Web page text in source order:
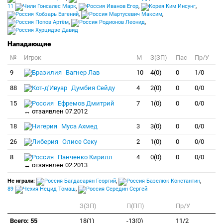
11
Гонсалес Марк, Иванов Егор, Ким Инсунг,
Кобзарь Евгений, Мартусевич Максим,
Попов Артём, Родионов Леонид,
Хурцидзе Давид
Нападающие
№ Игрок M З(ЗП) Пас
Пр/У
9
Вагнер Лав 10 4(0) 0 1/0
88 Думбия Сейду 4 2(0) 0 0/0
15
Ефремов Дмитрий
↔ отзаявлен 07.2012
7 1(0) 0 0/0
18 Муса Ахмед 3 3(0) 0 0/0
26 Олисе Секу 2 1(0) 0 0/0
8
Панченко Кирилл
↔ отзаявлен 02.2013
4 0(0) 0 0/0
Не играли: Багдасарян Георгий, Базелюк Константин,
89
Нецид Томаш, Середин Сергей
З(ЗП) П(ПП)
Пр/У
Всего: 55
18(1) -13(0) 11/2